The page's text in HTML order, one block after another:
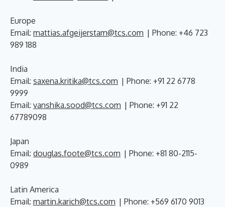
Europe
Email: mattias.afgeijerstam@tcs.com | Phone: +46 723
989 188
India
Email: saxena.kritika@tcs.com | Phone: +91 22 6778
9999
Email: vanshika.sood@tcs.com | Phone: +91 22
67789098
Japan
Email: douglas.foote@tcs.com | Phone: +81 80-2115-
0989
Latin America
Email: martin.karich@tcs.com | Phone: +569 6170 9013